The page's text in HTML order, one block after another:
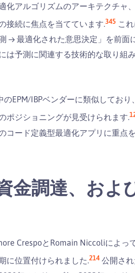
化アルゴリズムのアーキテクチャ
接続に焦点を当てています.345 こ
→ 最適化された意思決定」を前面
は予測に関連する技術的な取り組
EPM/IBPベンダーに類似してお
ポジショニングが見受けられます.
コード定義型最適化アプリに重点
金調達、およ
CrespoとRomain Niccoliによっ
に位置付けられました.214 公開さ